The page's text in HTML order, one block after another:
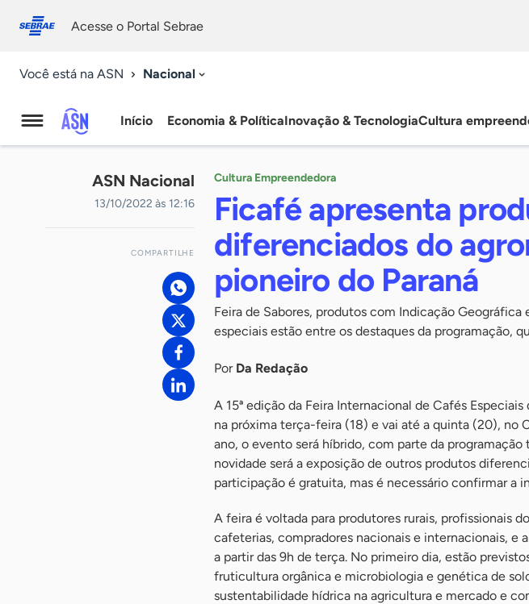
conosco
Acesse o Portal Sebrae
Você está na ASN Nacional
Agência
Sebrae
Notícias
Início Economia & PolíticaInovação & TecnologiaCultura
ASN Nacional
13/10/2022 às 12:16
COMPARTILHE
Cultura Empreendedora
Ficafé apresenta
diferenciados do
pioneiro do Paraná
Feira de Sabores, produtos com Indicação
especiais estão entre os destaques da programação,
Por Da Redação
A 15ª edição da Feira Internacional de Cafés
na próxima terça-feira (18) e vai até a quinta (20), no
ano, o evento será híbrido, com parte da
novidade será a exposição de outros produtos
participação é gratuita, mas é necessário confirmar a
A feira é voltada para produtores rurais, profissionais
cafeterias, compradores nacionais e internacionais, e
a partir das 9h de terça. No primeiro dia, estão
fruticultura orgânica e microbiologia e genética de
sustentabilidade hídrica na agricultura e mercado e